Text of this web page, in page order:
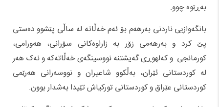
بەڕێوە چوو.
بانگەوازیی ناردنی بەرهەم بۆ ئەم خەڵاتە لە ساڵی پێشوو دەستی
پێ کرد و بەرهەمی زۆر بە زاراوەکانی سۆرانی، هەورامی،
کورمانجی و کەلهوڕی گەیشتنە نووسینگەی خەڵاتەکە و نەک هەر
لە کوردستانی ئێران، بەڵکوو شاعیران و نووسەرانی هەرێمی
کوردستانی عێراق و کوردستانی تورکیاش تێیدا بەشدار بوون.